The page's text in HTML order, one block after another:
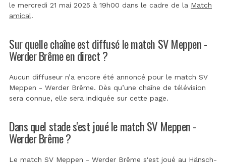
le mercredi 21 mai 2025 à 19h00 dans le cadre de la Match
amical.
Sur quelle chaîne est diffusé le match SV Meppen -
Werder Brême en direct ?
Aucun diffuseur n’a encore été annoncé pour le match SV
Meppen - Werder Brême. Dès qu’une chaîne de télévision
sera connue, elle sera indiquée sur cette page.
Dans quel stade s'est joué le match SV Meppen -
Werder Brême ?
Le match SV Meppen - Werder Brême s'est joué au Hänsch-